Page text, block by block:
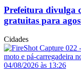
Prefeitura divulga
gratuitas para
Cidades
04/08/2026 às 13:26